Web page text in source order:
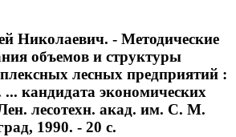
Николаевич. - Методические
объемов и структуры
лесных предприятий :
... кандидата экономических
лесотехн. акад. им. С. М.
1990. - 20 с.